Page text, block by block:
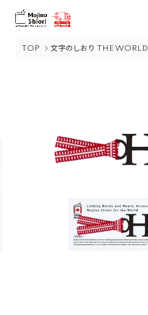
TOP 文字のしおり THE WORLD